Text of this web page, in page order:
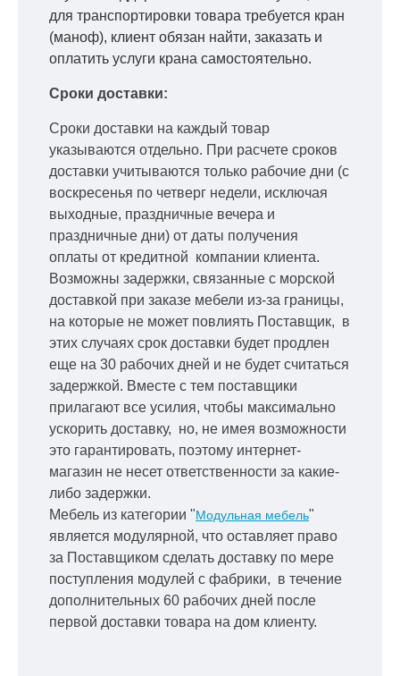
для транспортировки товара требуется кран
(маноф), клиент обязан найти, заказать и
оплатить услуги крана самостоятельно.
Сроки доставки:
Сроки доставки на каждый товар
указываются отдельно. При расчете сроков
доставки учитываются только рабочие дни (с
воскресенья по четверг недели, исключая
выходные, праздничные вечера и
праздничные дни) от даты получения
оплаты от кредитной компании клиента.
Возможны задержки, связанные с морской
доставкой при заказе мебели из-за границы,
на которые не может повлиять Поставщик, в
этих случаях срок доставки будет продлен
еще на 30 рабочих дней и не будет считаться
задержкой. Вместе с тем поставщики
прилагают все усилия, чтобы максимально
ускорить доставку, но, не имея возможности
это гарантировать, поэтому интернет-
магазин не несет ответственности за какие-
либо задержки.
Мебель из категории "Модульная мебель"
является модулярной, что оставляет право
за Поставщиком сделать доставку по мере
поступления модулей с фабрики, в течение
дополнительных 60 рабочих дней после
первой доставки товара на дом клиенту.